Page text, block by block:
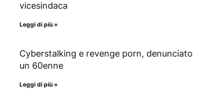
vicesindaca
Leggi di più »
Cyberstalking e revenge porn, denunciato
un 60enne
Leggi di più »